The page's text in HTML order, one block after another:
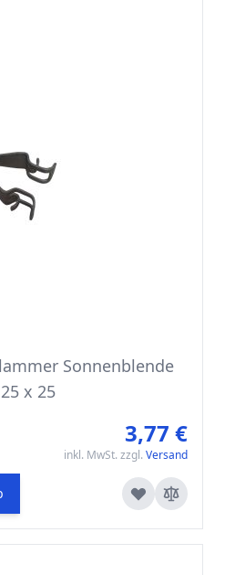
Sonnenblende
x 25
3,77 €
inkl. MwSt. zzgl. Versand